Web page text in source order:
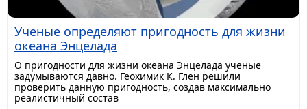
Ученые определяют пригодность для жизни
океана Энцелада
О пригодности для жизни океана Энцелада ученые
задумываются давно. Геохимик К. Глен решили
проверить данную пригодность, создав максимально
реалистичный состав